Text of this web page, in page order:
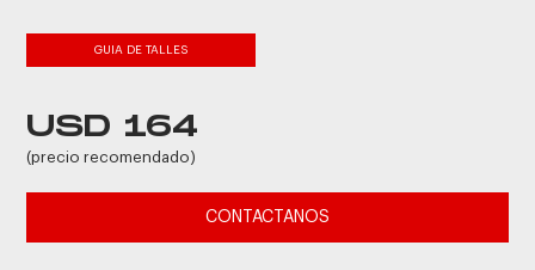
GUIA DE TALLES
USD 164
(precio recomendado)
CONTACTANOS